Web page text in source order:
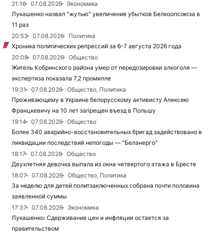
21:16
07.08.2026
Экономика
Лукашенко назвал "жутью" увеличение убытков Белкоопсоюза в
11 раз
20:53
07.08.2026
Политика
Хроника политических репрессий за 6–7 августа 2026 года
20:08
07.08.2026
Общество
Житель Кобринского района умер от передозировки алкоголя —
экспертиза показала 7,2 промилле
19:31
07.08.2026
Общество, Политика
Проживающему в Украине белорусскому активисту Алексею
Францкевичу на 10 лет запрещен въезд в Польшу
19:14
07.08.2026
Общество
Более 340 аварийно-восстановительных бригад задействовано в
ликвидации последствий непогоды — "Белэнерго"
18:17
07.08.2026
Общество
Двухлетняя девочка выпала из окна четвертого этажа в Бресте
18:07
07.08.2026
Общество, Политика
За неделю для детей политзаключенных собрана почти половина
заявленной суммы
17:37
07.08.2026
Экономика
Лукашенко: Сдерживание цен и инфляции остается за
правительством